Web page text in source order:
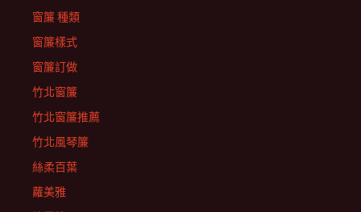
窗簾 種類
窗簾樣式
窗簾訂做
竹北窗簾
竹北窗簾推薦
竹北風琴簾
絲柔百葉
蘿美雅